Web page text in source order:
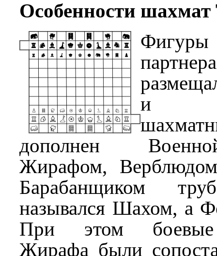
Особенности
и
дополнен
Жирафом,
Барабанщиком
назывался Шахом, а
При этом боевые
Жирафа были